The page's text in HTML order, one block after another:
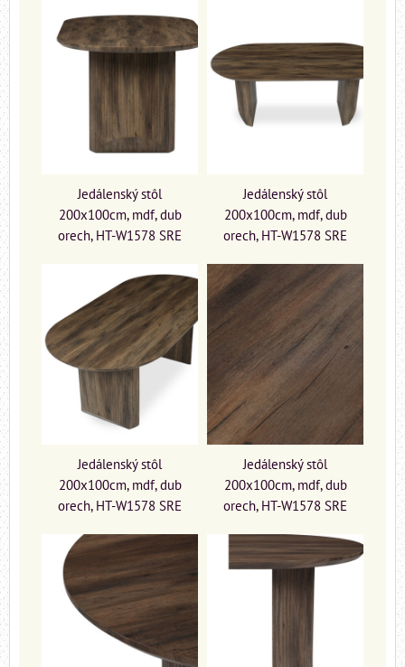
Jedálenský stôl
200x100cm, mdf, dub
orech, HT-W1578 SRE
Jedálenský stôl
200x100cm, mdf, dub
orech, HT-W1578 SRE
Jedálenský stôl
200x100cm, mdf, dub
orech, HT-W1578 SRE
Jedálenský stôl
200x100cm, mdf, dub
orech, HT-W1578 SRE